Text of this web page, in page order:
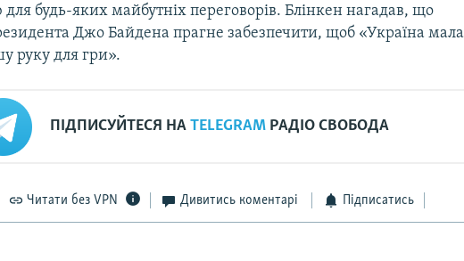
для будь-яких майбутніх переговорів. Блінкен нагадав, що
Джо Байдена прагне забезпечити, щоб «Україна мала
руку для гри».
ПІДПИСУЙТЕСЯ НАTELEGRAM РАДІО СВОБОДА
Читати без VPN Дивитись коментарі Підписатись